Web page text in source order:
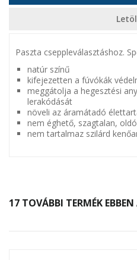
Paszta cseppleválasztáshoz.
natúr színű
kifejezetten a fúvókák
meggátolja a hegesztési
lerakódását
növeli az áramátadó
nem éghető, szagtalan,
nem tartalmaz szilárd
17 TOVÁBBI TERMÉK